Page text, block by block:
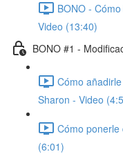
BONO -
Video (13:40)
BONO #1 -
Cómo
Sharon - Video
Cómo ponerle
(6:01)